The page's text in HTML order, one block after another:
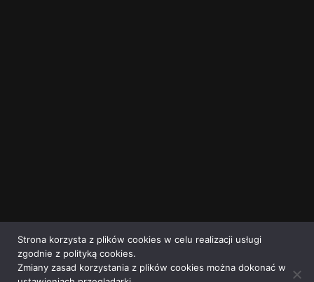
Strona korzysta z plików cookies w celu realizacji usługi
zgodnie z polityką cookies.
Zmiany zasad korzystania z plików cookies można dokonać w